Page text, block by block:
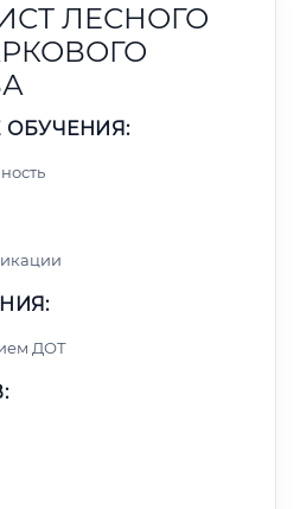
ЛЕСНОГО
ОБУЧЕНИЯ:
ДОТ